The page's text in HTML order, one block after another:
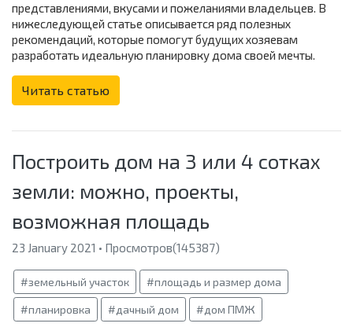
представлениями, вкусами и пожеланиями владельцев. В
нижеследующей статье описывается ряд полезных
рекомендаций, которые помогут будущих хозяевам
разработать идеальную планировку дома своей мечты.
Читать статью
Построить дом на 3 или 4 сотках
земли: можно, проекты,
возможная площадь
23 January 2021 • Просмотров(145387)
#земельный участок #площадь и размер дома
#планировка #дачный дом #дом ПМЖ